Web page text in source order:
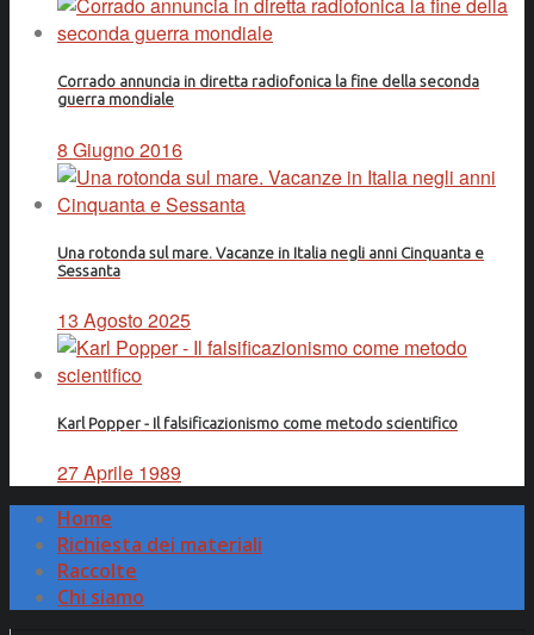
Corrado annuncia in diretta radiofonica la fine della seconda
guerra mondiale
8 Giugno 2016
Una rotonda sul mare. Vacanze in Italia negli anni Cinquanta e
Sessanta
13 Agosto 2025
Karl Popper - Il falsificazionismo come metodo scientifico
27 Aprile 1989
Home
Richiesta dei materiali
Raccolte
Chi siamo